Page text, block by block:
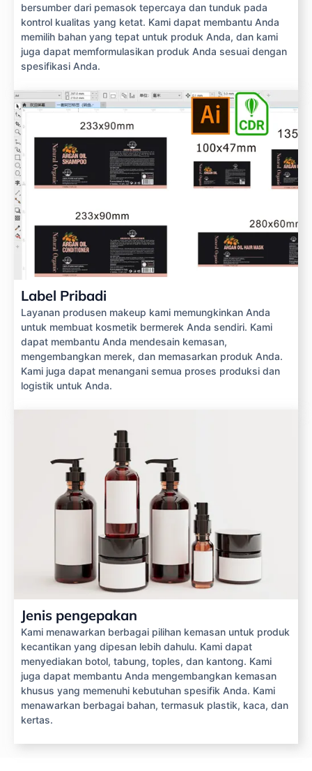
bersumber dari pemasok tepercaya dan tunduk pada
kontrol kualitas yang ketat. Kami dapat membantu Anda
memilih bahan yang tepat untuk produk Anda, dan kami
juga dapat memformulasikan produk Anda sesuai dengan
spesifikasi Anda.
Label Pribadi
Layanan produsen makeup kami memungkinkan Anda
untuk membuat kosmetik bermerek Anda sendiri. Kami
dapat membantu Anda mendesain kemasan,
mengembangkan merek, dan memasarkan produk Anda.
Kami juga dapat menangani semua proses produksi dan
logistik untuk Anda.
Jenis pengepakan
Kami menawarkan berbagai pilihan kemasan untuk produk
kecantikan yang dipesan lebih dahulu. Kami dapat
menyediakan botol, tabung, toples, dan kantong. Kami
juga dapat membantu Anda mengembangkan kemasan
khusus yang memenuhi kebutuhan spesifik Anda. Kami
menawarkan berbagai bahan, termasuk plastik, kaca, dan
kertas.